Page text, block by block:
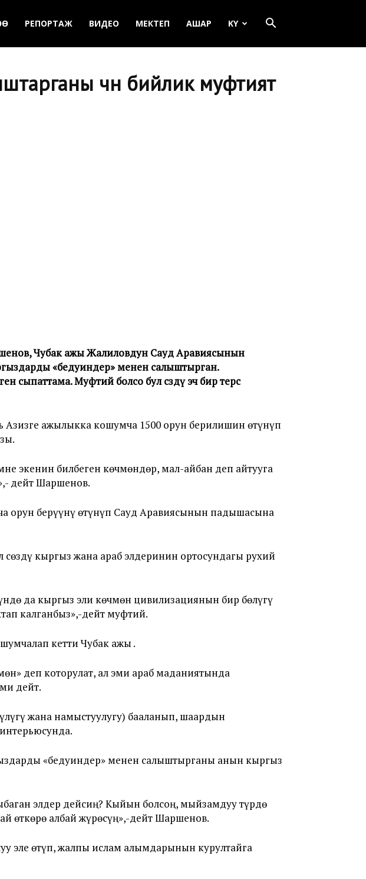
РЕПОРТАЖ ВИДЕО МЕКТЕП АШАР KY
үчүн бийлик муфтият
Чубак ажы Жалиловдун Сауд Аравиясынын
«бедуиндер» менен салыштырган.
Муфтий болсо бул сөздү эч бир терс
ажылыкка кошумча 1500 орун берилишин өтүнүп
экенин билбеген көчмөндөр, мал-айбан деп айтууга
дейт Шаршенов.
орун берүүнү өтүнүп Сауд Аравиясынын падышасына
кыргыз жана араб элдеринин ортосундагы рухий
да кыргыз эли көчмөн цивилизациянын бир бөлүгү
калганбыз»,-дейт муфтий.
кетти Чубак ажы .
деп которулат, ал эми араб маданиятында
дейт.
жана намыстуулугу) бааланып, шаардын
«бедуиндер» менен салыштырганы анын кыргыз
элдер дейсиң? Кыйын болсоң, мыйзамдуу түрдө
өткөрө албай жүрөсүң»,-дейт Шаршенов.
өтүп, жалпы ислам алымдарынын курултайга